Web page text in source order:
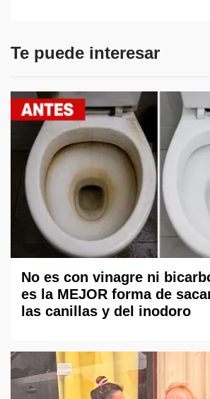
Te puede interesar
No es con vinagre ni
es la MEJOR forma de
las canillas y del inodoro